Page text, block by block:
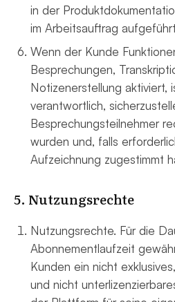
in der
im Arbeitsauftrag
Wenn der Kunde
Besprechungen,
Notizenerstellung aktiviert,
verantwortlich,
Besprechungsteilnehmer
wurden und, falls
Aufzeichnung zugestimmt
5. Nutzungsrechte
Nutzungsrechte. Für die
Abonnementlaufzeit
Kunden ein nicht
und nicht